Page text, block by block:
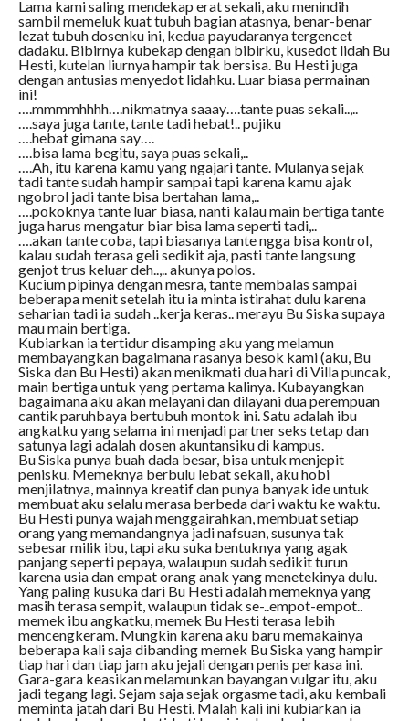
Lama kami saling mendekap erat sekali, aku menindih
sambil memeluk kuat tubuh bagian atasnya, benar-benar
lezat tubuh dosenku ini, kedua payudaranya tergencet
dadaku. Bibirnya kubekap dengan bibirku, kusedot lidah Bu
Hesti, kutelan liurnya hampir tak bersisa. Bu Hesti juga
dengan antusias menyedot lidahku. Luar biasa permainan
ini!
….mmmmhhhh….nikmatnya saaay….tante puas sekali..,..
….saya juga tante, tante tadi hebat!.. pujiku
….hebat gimana say….
….bisa lama begitu, saya puas sekali,..
….Ah, itu karena kamu yang ngajari tante. Mulanya sejak
tadi tante sudah hampir sampai tapi karena kamu ajak
ngobrol jadi tante bisa bertahan lama,..
….pokoknya tante luar biasa, nanti kalau main bertiga tante
juga harus mengatur biar bisa lama seperti tadi,..
….akan tante coba, tapi biasanya tante ngga bisa kontrol,
kalau sudah terasa geli sedikit aja, pasti tante langsung
genjot trus keluar deh..,.. akunya polos.
Kucium pipinya dengan mesra, tante membalas sampai
beberapa menit setelah itu ia minta istirahat dulu karena
seharian tadi ia sudah ..kerja keras.. merayu Bu Siska supaya
mau main bertiga.
Kubiarkan ia tertidur disamping aku yang melamun
membayangkan bagaimana rasanya besok kami (aku, Bu
Siska dan Bu Hesti) akan menikmati dua hari di Villa puncak,
main bertiga untuk yang pertama kalinya. Kubayangkan
bagaimana aku akan melayani dan dilayani dua perempuan
cantik paruhbaya bertubuh montok ini. Satu adalah ibu
angkatku yang selama ini menjadi partner seks tetap dan
satunya lagi adalah dosen akuntansiku di kampus.
Bu Siska punya buah dada besar, bisa untuk menjepit
penisku. Memeknya berbulu lebat sekali, aku hobi
menjilatnya, mainnya kreatif dan punya banyak ide untuk
membuat aku selalu merasa berbeda dari waktu ke waktu.
Bu Hesti punya wajah menggairahkan, membuat setiap
orang yang memandangnya jadi nafsuan, susunya tak
sebesar milik ibu, tapi aku suka bentuknya yang agak
panjang seperti pepaya, walaupun sudah sedikit turun
karena usia dan empat orang anak yang menetekinya dulu.
Yang paling kusuka dari Bu Hesti adalah memeknya yang
masih terasa sempit, walaupun tidak se-..empot-empot..
memek ibu angkatku, memek Bu Hesti terasa lebih
mencengkeram. Mungkin karena aku baru memakainya
beberapa kali saja dibanding memek Bu Siska yang hampir
tiap hari dan tiap jam aku jejali dengan penis perkasa ini.
Gara-gara keasikan melamunkan bayangan vulgar itu, aku
jadi tegang lagi. Sejam saja sejak orgasme tadi, aku kembali
meminta jatah dari Bu Hesti. Malah kali ini kubiarkan ia